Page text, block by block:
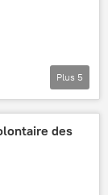
Plus 5
des